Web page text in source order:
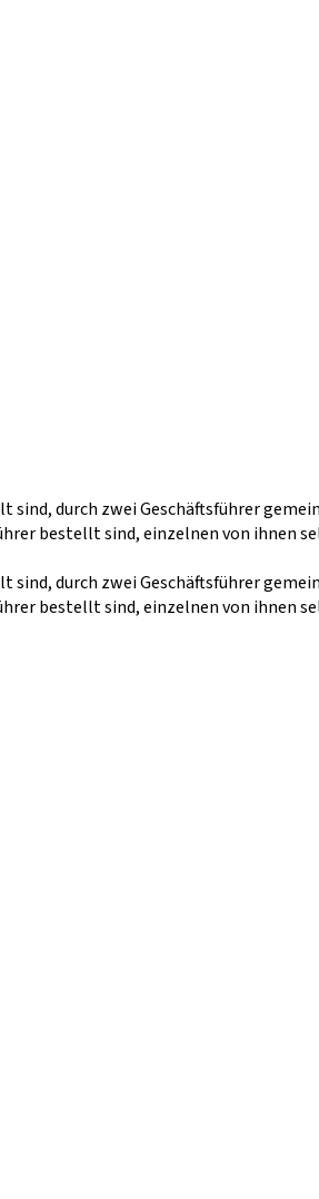
sind, durch zwei Geschäftsführer
bestellt sind, einzelnen von ihnen
sind, durch zwei Geschäftsführer
bestellt sind, einzelnen von ihnen